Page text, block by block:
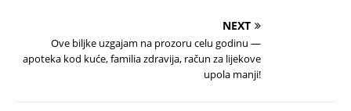
NEXT
Ove biljke uzgajam na prozoru celu godinu —
apoteka kod kuće, familia zdravija, račun za lijekove
upola manji!